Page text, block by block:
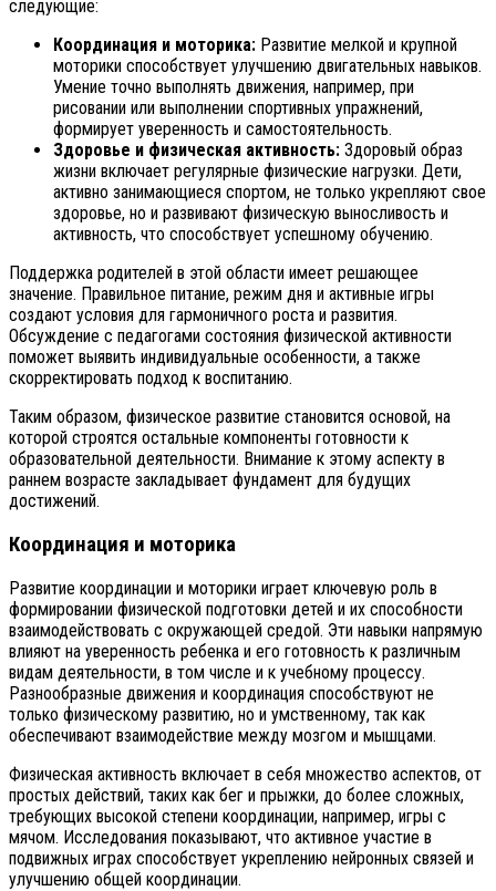
следующие:
Координация и моторика: Развитие мелкой и крупной
моторики способствует улучшению двигательных навыков.
Умение точно выполнять движения, например, при
рисовании или выполнении спортивных упражнений,
формирует уверенность и самостоятельность.
Здоровье и физическая активность: Здоровый образ
жизни включает регулярные физические нагрузки. Дети,
активно занимающиеся спортом, не только укрепляют свое
здоровье, но и развивают физическую выносливость и
активность, что способствует успешному обучению.
Поддержка родителей в этой области имеет решающее
значение. Правильное питание, режим дня и активные игры
создают условия для гармоничного роста и развития.
Обсуждение с педагогами состояния физической активности
поможет выявить индивидуальные особенности, а также
скорректировать подход к воспитанию.
Таким образом, физическое развитие становится основой, на
которой строятся остальные компоненты готовности к
образовательной деятельности. Внимание к этому аспекту в
раннем возрасте закладывает фундамент для будущих
достижений.
Координация и моторика
Развитие координации и моторики играет ключевую роль в
формировании физической подготовки детей и их способности
взаимодействовать с окружающей средой. Эти навыки напрямую
влияют на уверенность ребенка и его готовность к различным
видам деятельности, в том числе и к учебному процессу.
Разнообразные движения и координация способствуют не
только физическому развитию, но и умственному, так как
обеспечивают взаимодействие между мозгом и мышцами.
Физическая активность включает в себя множество аспектов, от
простых действий, таких как бег и прыжки, до более сложных,
требующих высокой степени координации, например, игры с
мячом. Исследования показывают, что активное участие в
подвижных играх способствует укреплению нейронных связей и
улучшению общей координации.